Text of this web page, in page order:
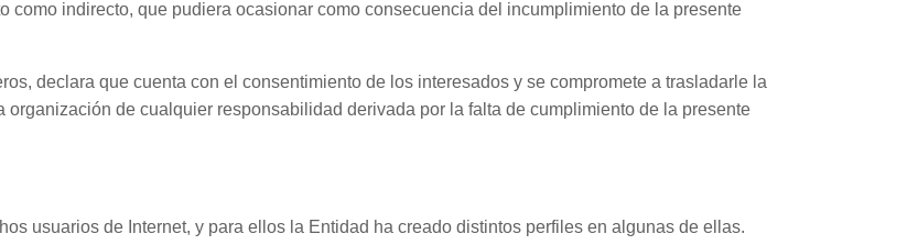
como indirecto, que pudiera ocasionar como consecuencia del incumplimiento de la presente
declara que cuenta con el consentimiento de los interesados y se compromete a trasladarle la
de cualquier responsabilidad derivada por la falta de cumplimiento de la presente
usuarios de Internet, y para ellos la Entidad ha creado distintos perfiles en algunas de ellas.